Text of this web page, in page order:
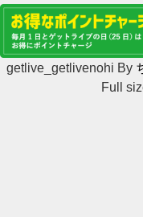
getlive_getlivenohi By
Full